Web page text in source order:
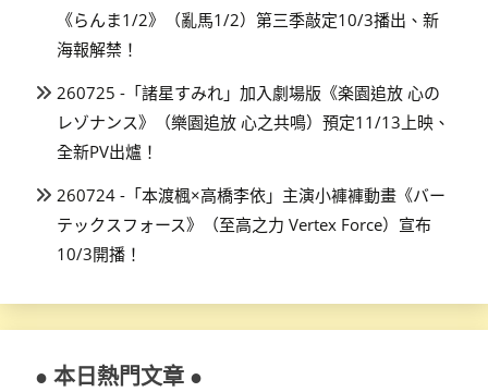
《らんま1/2》（亂馬1/2）第三季敲定10/3播出、新
海報解禁！
260725 -「諸星すみれ」加入劇場版《楽園追放 心の
レゾナンス》（樂園追放 心之共鳴）預定11/13上映、
全新PV出爐！
260724 -「本渡楓×高橋李依」主演小褲褲動畫《バー
テックスフォース》（至高之力 Vertex Force）宣布
10/3開播！
● 本日熱門文章 ●